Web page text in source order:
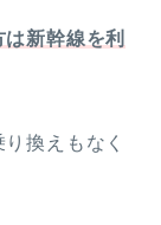
新幹線を利
換えもなく